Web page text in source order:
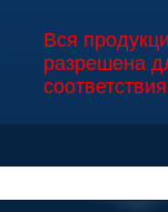
Вся
разрешена